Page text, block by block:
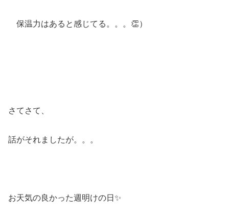
保温力はあると感じてる。。。👏）
さてさて、
話がそれましたが。。。
お天気の良かった週明けの日✨